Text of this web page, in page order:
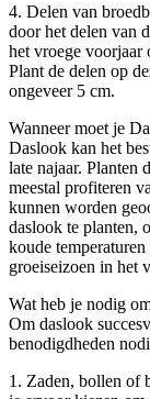
4. Delen van
door het delen van
het vroege voorjaar
Plant de delen op
ongeveer 5 cm.
Wanneer moet je
Daslook kan het
late najaar. Planten
meestal profiteren
kunnen worden
daslook te planten,
koude
groeiseizoen in het
Wat heb je nodig
Om daslook
benodigdheden
1. Zaden, bollen of